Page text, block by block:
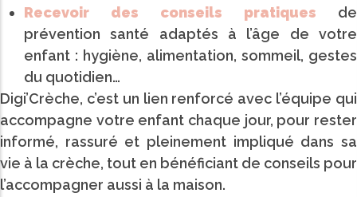
Recevoir des conseils pratiques de
prévention santé adaptés à l’âge de votre
enfant : hygiène, alimentation, sommeil, gestes
du quotidien…
Digi’Crèche, c’est un lien renforcé avec l’équipe qui
accompagne votre enfant chaque jour, pour rester
informé, rassuré et pleinement impliqué dans sa
vie à la crèche, tout en bénéficiant de conseils pour
l’accompagner aussi à la maison.